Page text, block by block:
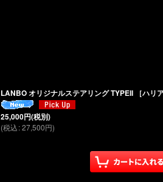
LANBO オリジナルステアリング TYPEII ［ハリ
25,000円(税別)
(税込:27,500円)